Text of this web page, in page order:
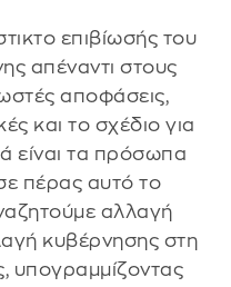
επιβίωσής του
απέναντι στους
αποφάσεις,
και το σχέδιο για
είναι τα πρόσωπα
πέρας αυτό το
αλλαγή
κυβέρνησης στη
υπογραμμίζοντας